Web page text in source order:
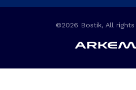
©2026 Bostik, All rights